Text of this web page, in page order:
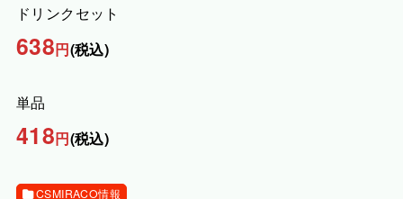
ドリンクセット
638円(税込)
単品
418円(税込)
CSMIRACO情報